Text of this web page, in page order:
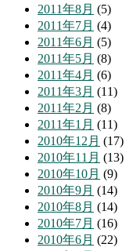
2011年8月 (5)
2011年7月 (4)
2011年6月 (5)
2011年5月 (8)
2011年4月 (6)
2011年3月 (11)
2011年2月 (8)
2011年1月 (11)
2010年12月 (17)
2010年11月 (13)
2010年10月 (9)
2010年9月 (14)
2010年8月 (14)
2010年7月 (16)
2010年6月 (22)